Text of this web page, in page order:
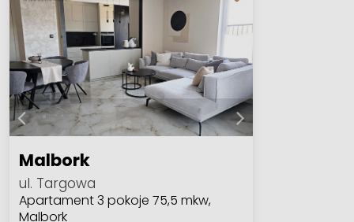
Malbork
ul. Targowa
Apartament 3 pokoje 75,5 mkw,
Malbork